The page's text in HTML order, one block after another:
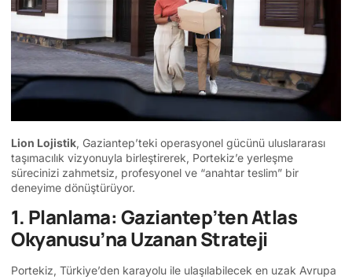
Lion Lojistik, Gaziantep’teki operasyonel gücünü uluslararası
taşımacılık vizyonuyla birleştirerek, Portekiz’e yerleşme
sürecinizi zahmetsiz, profesyonel ve “anahtar teslim” bir
deneyime dönüştürüyor.
1. Planlama: Gaziantep’ten Atlas
Okyanusu’na Uzanan Strateji
Portekiz, Türkiye’den karayolu ile ulaşılabilecek en uzak Avrupa